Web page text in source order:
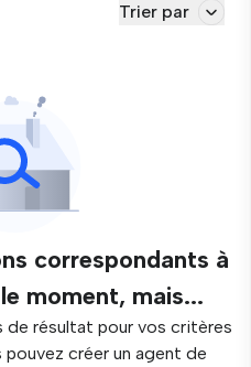
Trier par
correspondants à
moment, mais...
de résultat pour vos critères
créer un agent de